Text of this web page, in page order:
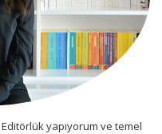
yapıyorum ve temel